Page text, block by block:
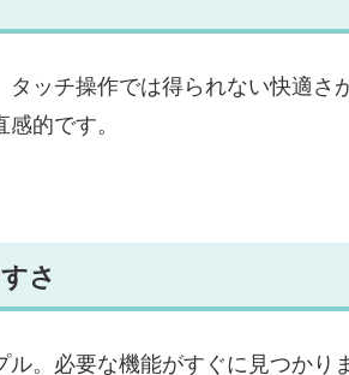
タッチ操作では得られない快適さ
的です。
さ
ル。必要な機能がすぐに見つかり